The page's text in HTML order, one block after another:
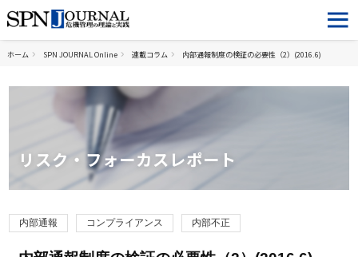
ホーム SPN JOURNAL Online 連載コラム 内部通報制度の検証の必要性（2）(2016.6)
リスク・フォーカスレポート
内部通報 コンプライアンス 内部不正